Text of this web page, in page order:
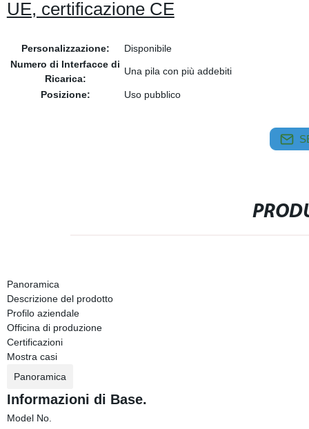
UE, certificazione CE
Personalizzazione:
Disponibile
Numero di Interfacce di
Ricarica:
Una pila con più addebiti
Posizione: Uso pubblico
Panoramica
Descrizione del prodotto
Profilo aziendale
Officina di produzione
Certificazioni
Mostra casi
Panoramica
Informazioni di Base.
Model No.